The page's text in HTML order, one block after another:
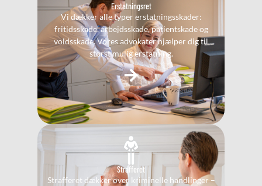
Erstatningsret
Vi dækker alle typer erstatningsskader:
fritidsskade, arbejdsskade, patientskade og
voldsskade. Vores advokater hjælper dig til
størst mulig erstatning.
Strafferet
Strafferet dækker over kriminelle handlinger –